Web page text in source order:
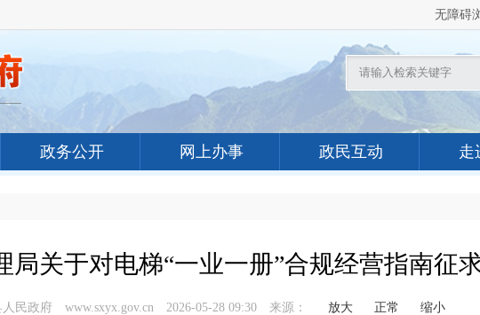
无障碍
政务公开 网上办事 政民互动 走
局关于对电梯“一业一册”合规经营指南征
人民政府 www.sxyx.gov.cn 2026-05-28 09:30 来源： 放大 正常 缩小